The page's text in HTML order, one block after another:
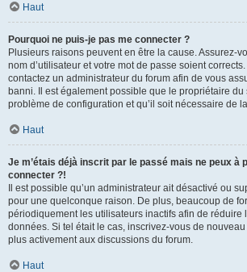
Haut
Pourquoi ne puis-je pas me connecter ?
Plusieurs raisons peuvent en être la cause. Assurez-
nom d’utilisateur et votre mot de passe soient
contactez un administrateur du forum afin de vous
banni. Il est également possible que le propriétaire du
problème de configuration et qu’il soit nécessaire de
Haut
Je m’étais déjà inscrit par le passé mais ne peux à
connecter ?!
Il est possible qu’un administrateur ait désactivé ou
pour une quelconque raison. De plus, beaucoup de
périodiquement les utilisateurs inactifs afin de réduire
données. Si tel était le cas, inscrivez-vous de
plus activement aux discussions du forum.
Haut